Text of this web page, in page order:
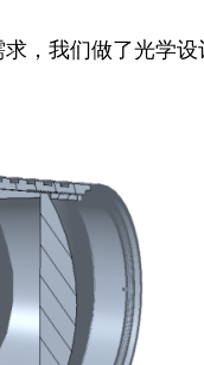
，我们做了光学设